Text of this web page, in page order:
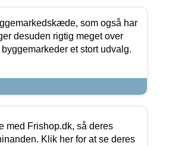
som også har
desuden rigtig meget over
et stort udvalg.
med Frishop.dk, så deres
Klik her for at se deres